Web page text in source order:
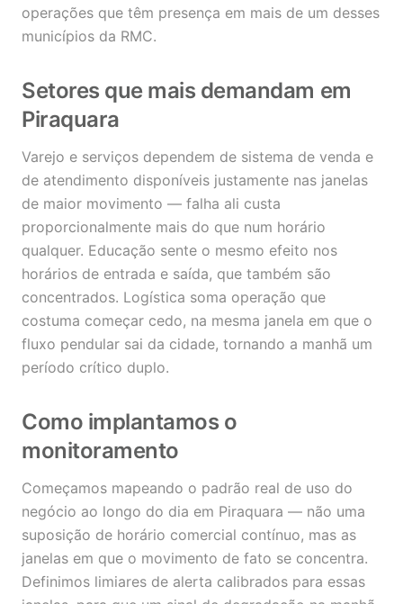
operações que têm presença em mais de um desses
municípios da RMC.
Setores que mais demandam em
Piraquara
Varejo e serviços dependem de sistema de venda e
de atendimento disponíveis justamente nas janelas
de maior movimento — falha ali custa
proporcionalmente mais do que num horário
qualquer. Educação sente o mesmo efeito nos
horários de entrada e saída, que também são
concentrados. Logística soma operação que
costuma começar cedo, na mesma janela em que o
fluxo pendular sai da cidade, tornando a manhã um
período crítico duplo.
Como implantamos o
monitoramento
Começamos mapeando o padrão real de uso do
negócio ao longo do dia em Piraquara — não uma
suposição de horário comercial contínuo, mas as
janelas em que o movimento de fato se concentra.
Definimos limiares de alerta calibrados para essas